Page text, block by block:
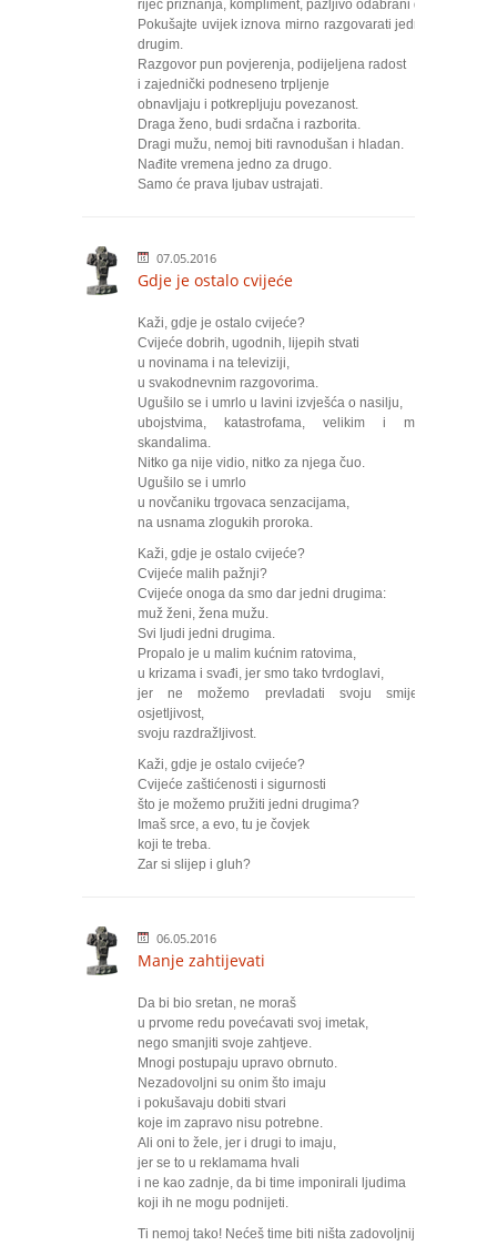
riječ priznanja, kompliment, pažljivo odabrani dar.
Pokušajte uvijek iznova mirno razgovarati jedno s
drugim.
Razgovor pun povjerenja, podijeljena radost
i zajednički podneseno trpljenje
obnavljaju i potkrepljuju povezanost.
Draga ženo, budi srdačna i razborita.
Dragi mužu, nemoj biti ravnodušan i hladan.
Nađite vremena jedno za drugo.
Samo će prava ljubav ustrajati.
07.05.2016
Gdje je ostalo cvijeće
Kaži, gdje je ostalo cvijeće?
Cvijeće dobrih, ugodnih, lijepih stvati
u novinama i na televiziji,
u svakodnevnim razgovorima.
Ugušilo se i umrlo u lavini izvješća o nasilju,
ubojstvima, katastrofama, velikim i malim
skandalima.
Nitko ga nije vidio, nitko za njega čuo.
Ugušilo se i umrlo
u novčaniku trgovaca senzacijama,
na usnama zlogukih proroka.
Kaži, gdje je ostalo cvijeće?
Cvijeće malih pažnji?
Cvijeće onoga da smo dar jedni drugima:
muž ženi, žena mužu.
Svi ljudi jedni drugima.
Propalo je u malim kućnim ratovima,
u krizama i svađi, jer smo tako tvrdoglavi,
jer ne možemo prevladati svoju smiješnu
osjetljivost,
svoju razdražljivost.
Kaži, gdje je ostalo cvijeće?
Cvijeće zaštićenosti i sigurnosti
što je možemo pružiti jedni drugima?
Imaš srce, a evo, tu je čovjek
koji te treba.
Zar si slijep i gluh?
06.05.2016
Manje zahtijevati
Da bi bio sretan, ne moraš
u prvome redu povećavati svoj imetak,
nego smanjiti svoje zahtjeve.
Mnogi postupaju upravo obrnuto.
Nezadovoljni su onim što imaju
i pokušavaju dobiti stvari
koje im zapravo nisu potrebne.
Ali oni to žele, jer i drugi to imaju,
jer se to u reklamama hvali
i ne kao zadnje, da bi time imponirali ljudima
koji ih ne mogu podnijeti.
Ti nemoj tako! Nećeš time biti ništa zadovoljniji,